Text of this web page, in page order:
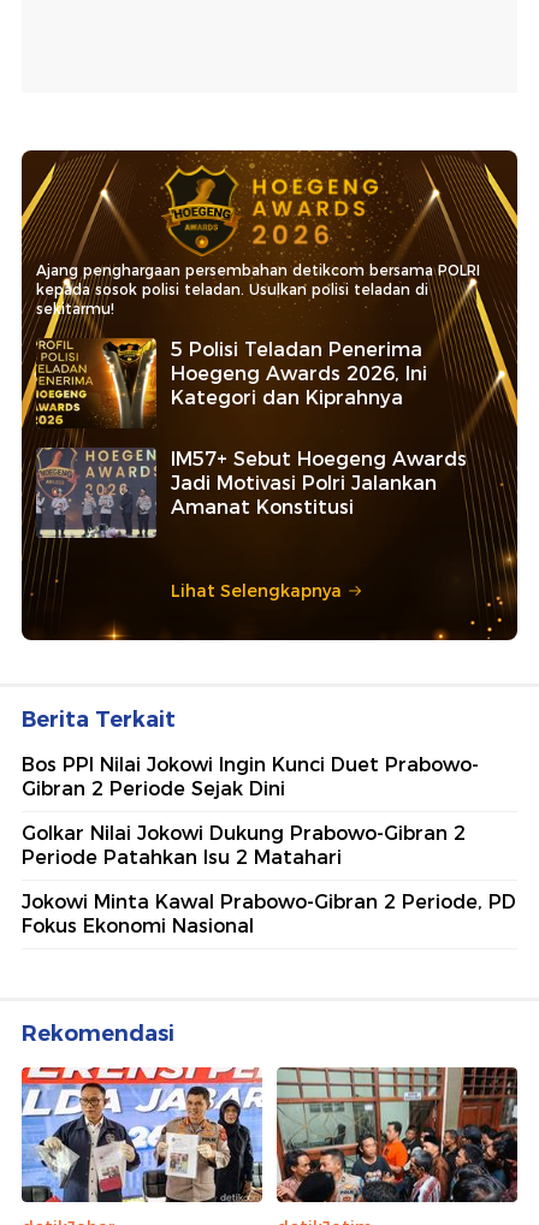
Ajang penghargaan persembahan detikcom bersama POLRI
kepada sosok polisi teladan. Usulkan polisi teladan di
sekitarmu!
5 Polisi Teladan Penerima
Hoegeng Awards 2026, Ini
Kategori dan Kiprahnya
IM57+ Sebut Hoegeng Awards
Jadi Motivasi Polri Jalankan
Amanat Konstitusi
Lihat Selengkapnya
Berita Terkait
Bos PPI Nilai Jokowi Ingin Kunci Duet Prabowo-
Gibran 2 Periode Sejak Dini
Golkar Nilai Jokowi Dukung Prabowo-Gibran 2
Periode Patahkan Isu 2 Matahari
Jokowi Minta Kawal Prabowo-Gibran 2 Periode, PD
Fokus Ekonomi Nasional
Rekomendasi